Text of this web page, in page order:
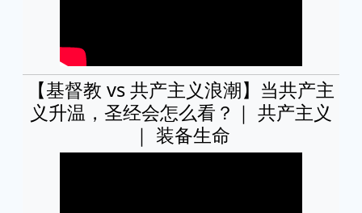
【基督教 vs 共产主义浪潮】当共产主
义升温，圣经会怎么看？｜ 共产主义
｜ 装备生命